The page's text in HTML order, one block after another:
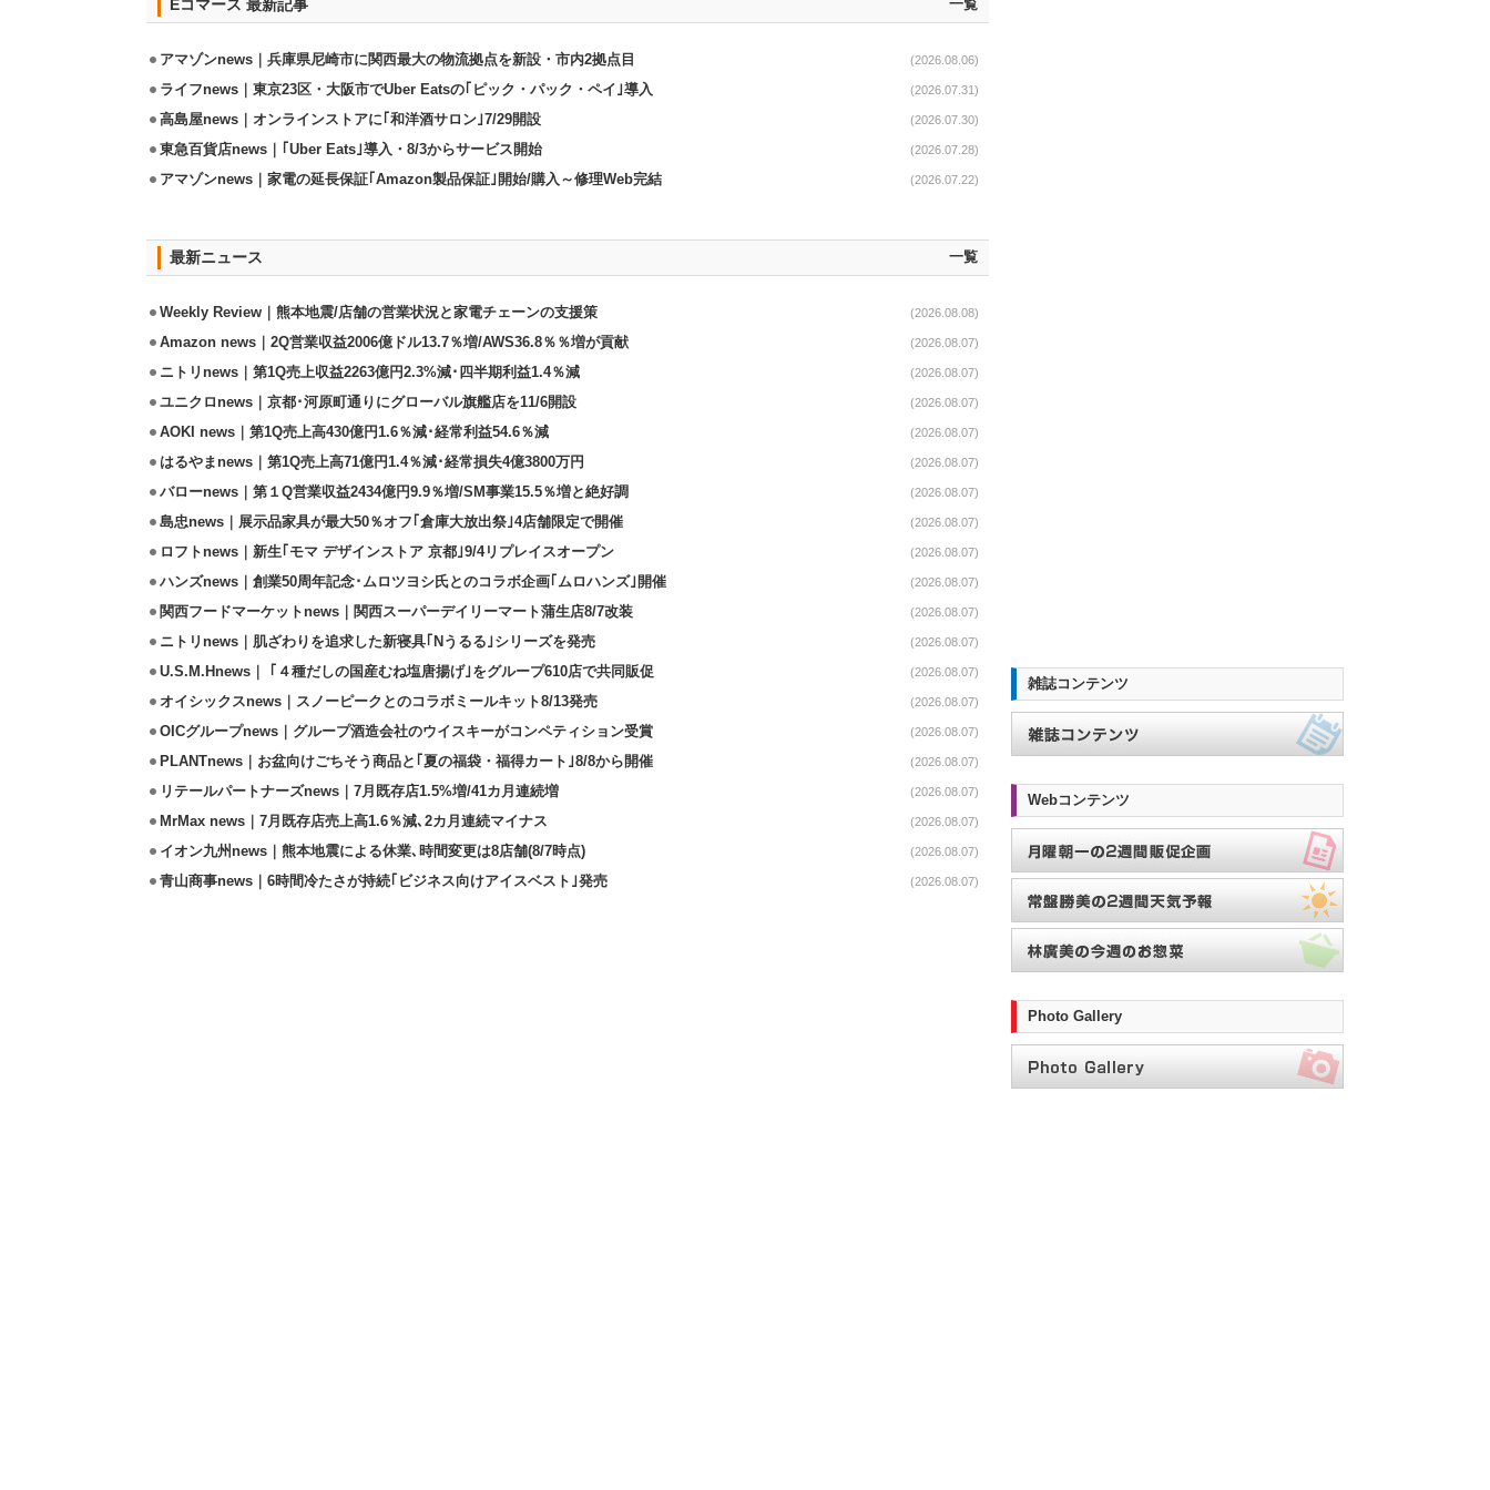
Eコマース 最新記事 一覧
アマゾンnews｜兵庫県尼崎市に関西最大の物流拠点を新設・市内2拠点目 (2026.08.06)
ライフnews｜東京23区・大阪市でUber Eatsの｢ピック・パック・ペイ｣導入 (2026.07.31)
高島屋news｜オンラインストアに｢和洋酒サロン｣7/29開設 (2026.07.30)
東急百貨店news｜｢Uber Eats｣導入・8/3からサービス開始 (2026.07.28)
アマゾンnews｜家電の延長保証｢Amazon製品保証｣開始/購入～修理Web完結 (2026.07.22)
最新ニュース 一覧
Weekly Review｜熊本地震/店舗の営業状況と家電チェーンの支援策 (2026.08.08)
Amazon news｜2Q営業収益2006億ドル13.7％増/AWS36.8％％増が貢献 (2026.08.07)
ニトリnews｜第1Q売上収益2263億円2.3%減･四半期利益1.4％減 (2026.08.07)
ユニクロnews｜京都･河原町通りにグローバル旗艦店を11/6開設 (2026.08.07)
AOKI news｜第1Q売上高430億円1.6％減･経常利益54.6％減 (2026.08.07)
はるやまnews｜第1Q売上高71億円1.4％減･経常損失4億3800万円 (2026.08.07)
バローnews｜第１Q営業収益2434億円9.9％増/SM事業15.5％増と絶好調 (2026.08.07)
島忠news｜展示品家具が最大50％オフ｢倉庫大放出祭｣4店舗限定で開催 (2026.08.07)
ロフトnews｜新生｢モマ デザインストア 京都｣9/4リプレイスオープン (2026.08.07)
ハンズnews｜創業50周年記念･ムロツヨシ氏とのコラボ企画｢ムロハンズ｣開催 (2026.08.07)
関西フードマーケットnews｜関西スーパーデイリーマート蒲生店8/7改装 (2026.08.07)
ニトリnews｜肌ざわりを追求した新寝具｢Nうるる｣シリーズを発売 (2026.08.07)
U.S.M.Hnews｜ ｢４種だしの国産むね塩唐揚げ｣をグループ610店で共同販促 (2026.08.07)
オイシックスnews｜スノーピークとのコラボミールキット8/13発売 (2026.08.07)
OICグループnews｜グループ酒造会社のウイスキーがコンペティション受賞 (2026.08.07)
PLANTnews｜お盆向けごちそう商品と｢夏の福袋・福得カート｣8/8から開催 (2026.08.07)
リテールパートナーズnews｜7月既存店1.5%増/41カ月連続増 (2026.08.07)
MrMax news｜7月既存店売上高1.6％減､2カ月連続マイナス (2026.08.07)
イオン九州news｜熊本地震による休業､時間変更は8店舗(8/7時点) (2026.08.07)
青山商事news｜6時間冷たさが持続｢ビジネス向けアイスベスト｣発売 (2026.08.07)
雑誌コンテンツ
Webコンテンツ
Photo Gallery